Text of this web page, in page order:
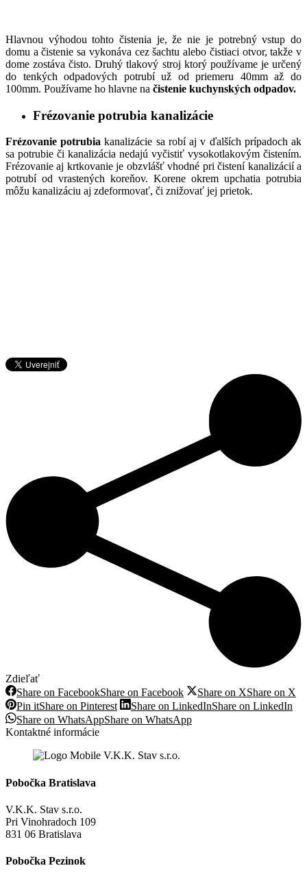
Hlavnou výhodou tohto čistenia je, že nie je potrebný vstup do
domu a čistenie sa vykonáva cez šachtu alebo čistiaci otvor, takže v
dome zostáva čisto. Druhý tlakový stroj ktorý používame je určený
do tenkých odpadových potrubí už od priemeru 40mm až do
100mm. Používame ho hlavne na čistenie kuchynských odpadov.
Frézovanie potrubia kanalizácie
Frézovanie potrubia kanalizácie sa robí aj v ďalších prípadoch ak
sa potrubie či kanalizácia nedajú vyčistiť vysokotlakovým čistením.
Frézovanie aj krtkovanie je obzvlášť vhodné pri čistení kanalizácií a
potrubí od vrastených koreňov. Korene okrem upchatia potrubia
môžu kanalizáciu aj zdeformovať, či znižovať jej prietok.
Zdieľať
Share on FacebookShare on Facebook Share on XShare on X
Pin itShare on Pinterest Share on LinkedInShare on LinkedIn
Share on WhatsAppShare on WhatsApp
Kontaktné informácie
Pobočka Bratislava
V.K.K. Stav s.r.o.
Pri Vinohradoch 109
831 06 Bratislava
Pobočka Pezinok